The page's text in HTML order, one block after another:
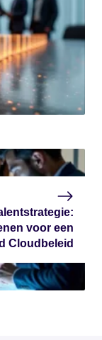
voor een
Cloudbeleid